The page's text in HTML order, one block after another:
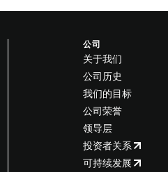
公司
关于我们
公司历史
我们的目标
公司荣誉
领导层
投资者关系
可持续发展